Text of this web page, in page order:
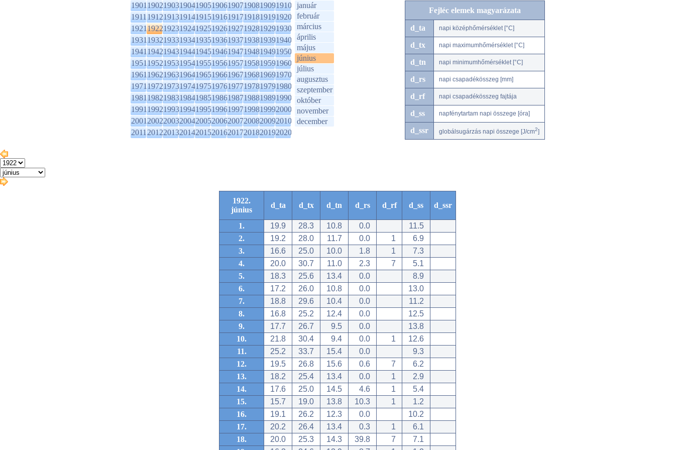
1901190219031904190519061907190819091910
1911191219131914191519161917191819191920
1921192219231924192519261927192819291930
1931193219331934193519361937193819391940
1941194219431944194519461947194819491950
1951195219531954195519561957195819591960
1961196219631964196519661967196819691970
1971197219731974197519761977197819791980
1981198219831984198519861987198819891990
1991199219931994199519961997199819992000
2001200220032004200520062007200820092010
2011201220132014201520162017201820192020
január
február
március
április
május
június
július
augusztus
szeptember
október
november
december
Fejléc elemek magyarázata
d_ta napi középhőmérséklet [°C]
d_tx napi maximumhőmérséklet [°C]
d_tn napi minimumhőmérséklet [°C]
d_rs napi csapadékösszeg [mm]
d_rf napi csapadékösszeg fajtája
d_ss napfénytartam napi összege [óra]
d_ssr globálsugárzás napi összege [J/cm2]
1922.
június
d_ta d_tx d_tn d_rs d_rf d_ss d_ssr
1. 19.9 28.3 10.8 0.0
11.5
2.
19.2 28.0 11.7 0.0 1
6.9
3.
16.6 25.0 10.0 1.8 1
7.3
4.
20.0 30.7 11.0 2.3 7
5.1
5.
18.3 25.6 13.4 0.0
8.9
6.
17.2 26.0 10.8 0.0
13.0
7.
18.8 29.6 10.4 0.0
11.2
8.
16.8 25.2 12.4 0.0
12.5
9.
17.7 26.7 9.5 0.0
13.8
10.
21.8 30.4 9.4 0.0 1
12.6
11.
25.2 33.7 15.4 0.0
9.3
12.
19.5 26.8 15.6 0.6 7
6.2
13.
18.2 25.4 13.4 0.0 1
2.9
14.
17.6 25.0 14.5 4.6 1
5.4
15.
15.7 19.0 13.8 10.3 1
1.2
16.
19.1 26.2 12.3 0.0
10.2
17.
20.2 26.4 13.4 0.3 1
6.1
18.
20.0 25.3 14.3 39.8 7
7.1